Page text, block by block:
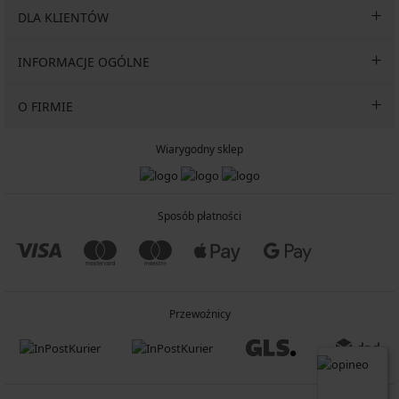
DLA KLIENTÓW
INFORMACJE OGÓLNE
O FIRMIE
Wiarygodny sklep
Sposób płatności
Przewoźnicy